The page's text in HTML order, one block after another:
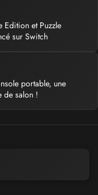
Edition et Puzzle
sur Switch
portable, une
de salon !